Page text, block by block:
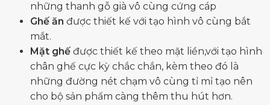
những thanh gỗ già vô cùng cứng cáp
Ghế ăn được thiết kế với tạo hình vô cùng bắt
mắt.
Mặt ghếđược thiết kế theo mặt liền,với tạo hình
chân ghế cực kỳ chắc chắn, kèm theo đó là
những đường nét chạm vô cùng tỉ mỉ tạo nên
cho bộ sản phẩm càng thêm thu hút hơn.